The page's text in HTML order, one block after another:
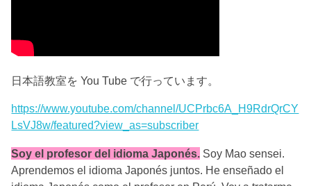
日本語教室を You Tube で行っています。
https://www.youtube.com/channel/UCPrbc6A_H9RdrQrCY
LsVJ8w/featured?view_as=subscriber
Soy el profesor del idioma Japonés. Soy Mao sensei.
Aprendemos el idioma Japonés juntos. He enseñado el